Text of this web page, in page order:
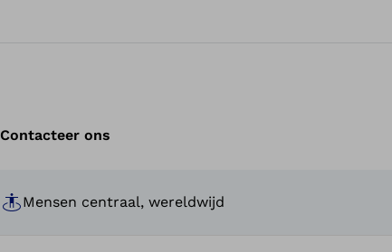
Contacteer ons
Mensen centraal, wereldwijd